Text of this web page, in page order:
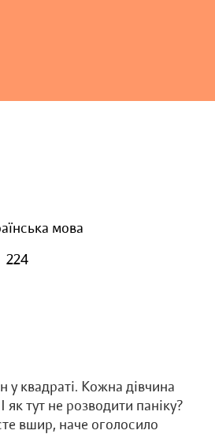
мова
224
у квадраті. Кожна дівчина
як тут не розводити паніку?
вшир, наче оголосило